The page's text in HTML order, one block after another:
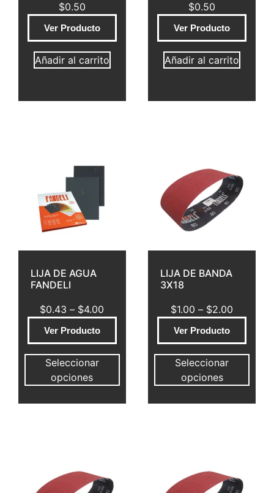
$0.50
Ver Producto
Añadir al carrito
$0.50
Ver Producto
Añadir al carrito
LIJA DE AGUA
FANDELI
$0.43 – $4.00
Ver Producto
Seleccionar
opciones
LIJA DE BANDA
3X18
$1.00 – $2.00
Ver Producto
Seleccionar
opciones